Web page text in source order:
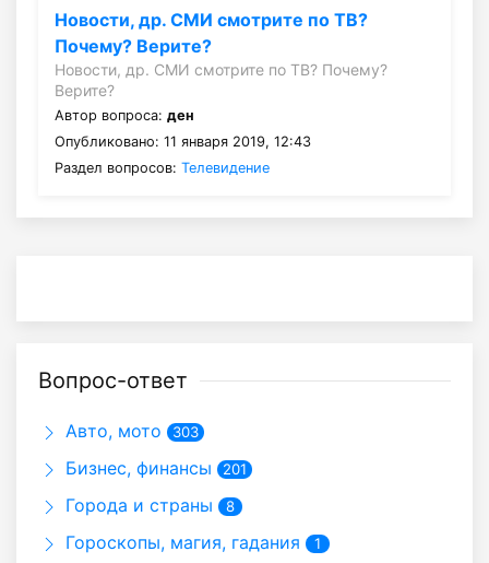
Новости, др. СМИ смотрите по ТВ?
Почему? Верите?
Новости, др. СМИ смотрите по ТВ? Почему?
Верите?
Автор вопроса: ден
Опубликовано: 11 января 2019, 12:43
Раздел вопросов: Телевидение
Вопрос-ответ
Авто, мото 303
Бизнес, финансы 201
Города и страны 8
Гороскопы, магия, гадания 1